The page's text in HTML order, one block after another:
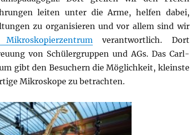
leiten unter die Arme, helfen dabei,
zu organisieren und vor allem sind wir
verantwortlich. Dort
von Schülergruppen und AGs. Das Carl-
gibt den Besuchern die Möglichkeit, kleinste
Mikroskope zu betrachten.